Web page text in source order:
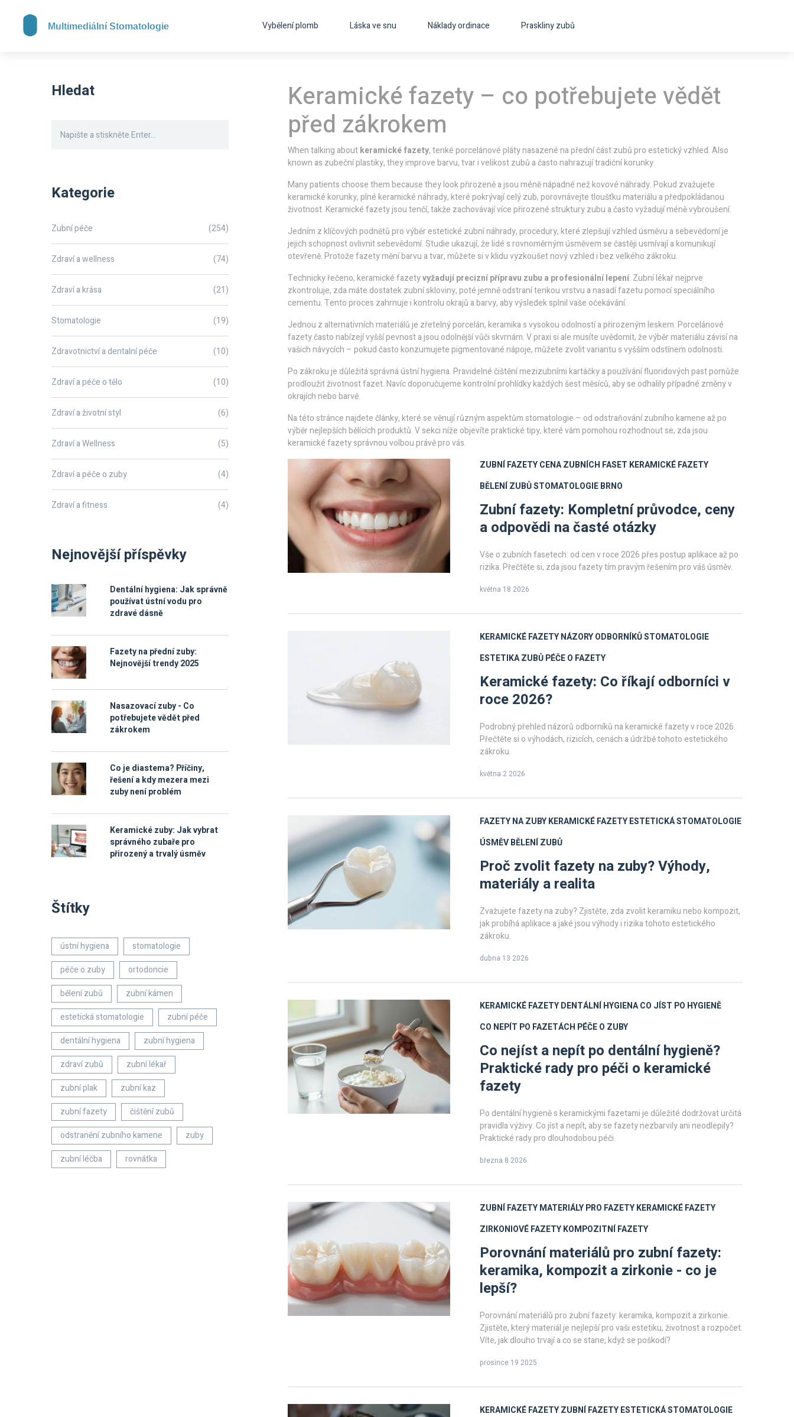
Vybělení plomb Láska ve snu Náklady ordinace Praskliny zubů
Keramické fazety – co potřebujete vědět
před zákrokem
When talking aboutkeramické fazety,tenké porcelánové pláty nasazené na přední část zubů pro estetický vzhled. Also
known as zubeční plastiky, they improve barvu, tvar i velikost zubů a často nahrazují tradiční korunky.
Many patients choose them because they look přirozeně a jsou méně nápadné než kovové náhrady. Pokud zvažujete
keramické korunky,plné keramické náhrady, které pokrývají celý zub, porovnávejte tloušťku materiálu a předpokládanou
životnost. Keramické fazety jsou tenčí, takže zachovávají více přirozené struktury zubu a často vyžadují méně vybroušení.
Jedním z klíčových podnětů pro výběrestetické zubní náhrady,procedury, které zlepšují vzhled úsměvu a sebevědomíje
jejich schopnost ovlivnit sebevědomí. Studie ukazují, že lidé s rovnoměrným úsměvem se častěji usmívají a komunikují
otevřeně. Protože fazety mění barvu a tvar, můžete si v klidu vyzkoušet nový vzhled i bez velkého zákroku.
Technicky řečeno, keramické fazetyvyžadují precizní přípravu zubu a profesionální lepení. Zubní lékař nejprve
zkontroluje, zda máte dostatek zubní skloviny, poté jemně odstraní tenkou vrstvu a nasadí fazetu pomocí speciálního
cementu. Tento proces zahrnuje i kontrolu okrajů a barvy, aby výsledek splnil vaše očekávání.
Jednou z alternativních materiálů je zřetelný porcelán,keramika s vysokou odolností a přirozeným leskem. Porcelánové
fazety často nabízejí vyšší pevnost a jsou odolnější vůči skvrnám. V praxi si ale musíte uvědomit, že výběr materiálu závisí na
vašich návycích – pokud často konzumujete pigmentované nápoje, můžete zvolit variantu s vyšším odstínem odolnosti.
Po zákroku je důležitá správná ústní hygiena. Pravidelné čištění mezizubními kartáčky a používání fluoridových past pomůže
prodloužit životnost fazet. Navíc doporučujeme kontrolní prohlídky každých šest měsíců, aby se odhalily případné změny v
okrajích nebo barvě.
Na této stránce najdete články, které se věnují různým aspektům stomatologie – od odstraňování zubního kamene až po
výběr nejlepších bělících produktů. V sekci níže objevíte praktické tipy, které vám pomohou rozhodnout se, zda jsou
keramické fazety správnou volbou právě pro vás.
ZUBNÍ FAZETYCENA ZUBNÍCH FASET KERAMICKÉ FAZETY
BĚLENÍ ZUBŮSTOMATOLOGIE BRNO
Zubní fazety: Kompletní průvodce, ceny
a odpovědi na časté otázky
Vše o zubních fasetech: od cen v roce 2026 přes postup aplikace až po
rizika. Přečtěte si, zda jsou fazety tím pravým řešením pro váš úsměv.
května 18 2026
KERAMICKÉ FAZETYNÁZORY ODBORNÍKŮSTOMATOLOGIE
ESTETIKA ZUBŮPÉČE O FAZETY
Keramické fazety: Co říkají odborníci v
roce 2026?
Podrobný přehled názorů odborníků na keramické fazety v roce 2026.
Přečtěte si o výhodách, rizicích, cenách a údržbě tohoto estetického
zákroku.
května 2 2026
FAZETY NA ZUBYKERAMICKÉ FAZETYESTETICKÁ STOMATOLOGIE
ÚSMĚVBĚLENÍ ZUBŮ
Proč zvolit fazety na zuby? Výhody,
materiály a realita
Zvažujete fazety na zuby? Zjistěte, zda zvolit keramiku nebo kompozit,
jak probíhá aplikace a jaké jsou výhody i rizika tohoto estetického
zákroku.
dubna 13 2026
KERAMICKÉ FAZETYDENTÁLNÍ HYGIENACO JÍST PO HYGIENĚ
CO NEPÍT PO FAZETÁCH PÉČE O ZUBY
Co nejíst a nepít po dentální hygieně?
Praktické rady pro péči o keramické
fazety
Po dentální hygieně s keramickými fazetami je důležité dodržovat určitá
pravidla výživy. Co jíst a nepít, aby se fazety nezbarvily ani neodlepily?
Praktické rady pro dlouhodobou péči.
března 8 2026
ZUBNÍ FAZETYMATERIÁLY PRO FAZETYKERAMICKÉ FAZETY
ZIRKONIOVÉ FAZETYKOMPOZITNÍ FAZETY
Porovnání materiálů pro zubní fazety:
keramika, kompozit a zirkonie - co je
lepší?
Porovnání materiálů pro zubní fazety: keramika, kompozit a zirkonie.
Zjistěte, který materiál je nejlepší pro vaši estetiku, životnost a rozpočet.
Víte, jak dlouho trvají a co se stane, když se poškodí?
prosince 19 2025
KERAMICKÉ FAZETYZUBNÍ FAZETYESTETICKÁ STOMATOLOGIE
Hledat
Kategorie
Zubní péče (254)
Zdraví a wellness (74)
Zdraví a krása (21)
Stomatologie (19)
Zdravotnictví a dentalní péče (10)
Zdraví a péče o tělo (10)
Zdraví a životní styl (6)
Zdraví a Wellness (5)
Zdraví a péče o zuby (4)
Zdraví a fitness (4)
Nejnovější příspěvky
Dentální hygiena: Jak správně
používat ústní vodu pro
zdravé dásně
Fazety na přední zuby:
Nejnovější trendy 2025
Nasazovací zuby - Co
potřebujete vědět před
zákrokem
Co je diastema? Příčiny,
řešení a kdy mezera mezi
zuby není problém
Keramické zuby: Jak vybrat
správného zubaře pro
přirozený a trvalý úsměv
Štítky
ústní hygiena
stomatologie
péče o zuby
ortodoncie
bělení zubů
zubní kámen
estetická stomatologie
zubní péče
dentální hygiena
zubní hygiena
zdraví zubů
zubní lékař
zubní plak
zubní kaz
zubní fazety
čištění zubů
odstranění zubního kamene
zuby
zubní léčba
rovnátka